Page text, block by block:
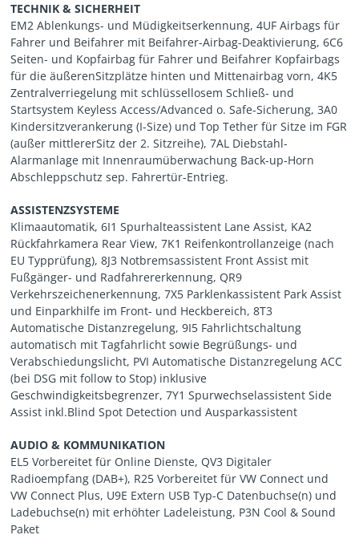
TECHNIK & SICHERHEIT
EM2 Ablenkungs- und Müdigkeitserkennung, 4UF Airbags für
Fahrer und Beifahrer mit Beifahrer-Airbag-Deaktivierung, 6C6
Seiten- und Kopfairbag für Fahrer und Beifahrer Kopfairbags
für die äußerenSitzplätze hinten und Mittenairbag vorn, 4K5
Zentralverriegelung mit schlüssellosem Schließ- und
Startsystem Keyless Access/Advanced o. Safe-Sicherung, 3A0
Kindersitzverankerung (I-Size) und Top Tether für Sitze im FGR
(außer mittlererSitz der 2. Sitzreihe), 7AL Diebstahl-
Alarmanlage mit Innenraumüberwachung Back-up-Horn
Abschleppschutz sep. Fahrertür-Entrieg.
ASSISTENZSYSTEME
Klimaautomatik, 6I1 Spurhalteassistent Lane Assist, KA2
Rückfahrkamera Rear View, 7K1 Reifenkontrollanzeige (nach
EU Typprüfung), 8J3 Notbremsassistent Front Assist mit
Fußgänger- und Radfahrererkennung, QR9
Verkehrszeichenerkennung, 7X5 Parklenkassistent Park Assist
und Einparkhilfe im Front- und Heckbereich, 8T3
Automatische Distanzregelung, 9I5 Fahrlichtschaltung
automatisch mit Tagfahrlicht sowie Begrüßungs- und
Verabschiedungslicht, PVI Automatische Distanzregelung ACC
(bei DSG mit follow to Stop) inklusive
Geschwindigkeitsbegrenzer, 7Y1 Spurwechselassistent Side
Assist inkl.Blind Spot Detection und Ausparkassistent
AUDIO & KOMMUNIKATION
EL5 Vorbereitet für Online Dienste, QV3 Digitaler
Radioempfang (DAB+), R25 Vorbereitet für VW Connect und
VW Connect Plus, U9E Extern USB Typ-C Datenbuchse(n) und
Ladebuchse(n) mit erhöhter Ladeleistung, P3N Cool & Sound
Paket